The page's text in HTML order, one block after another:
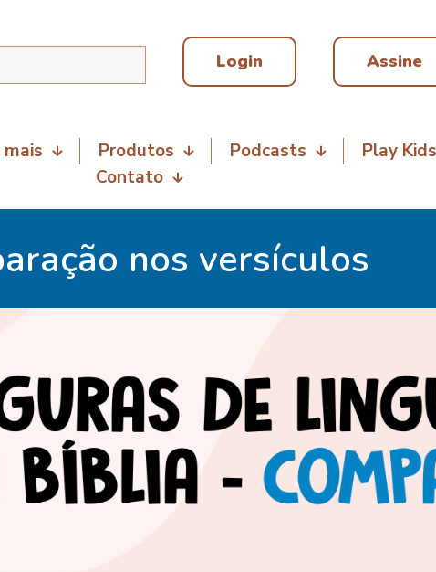
Login Assine
mais Produtos Podcasts Play Kids
Contato
nos versículos